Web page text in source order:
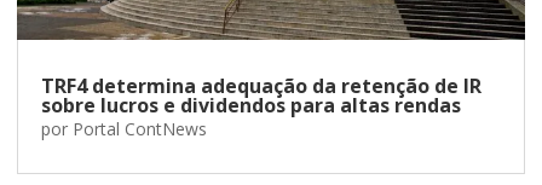
TRF4 determina adequação da retenção de IR
sobre lucros e dividendos para altas rendas
por Portal ContNews